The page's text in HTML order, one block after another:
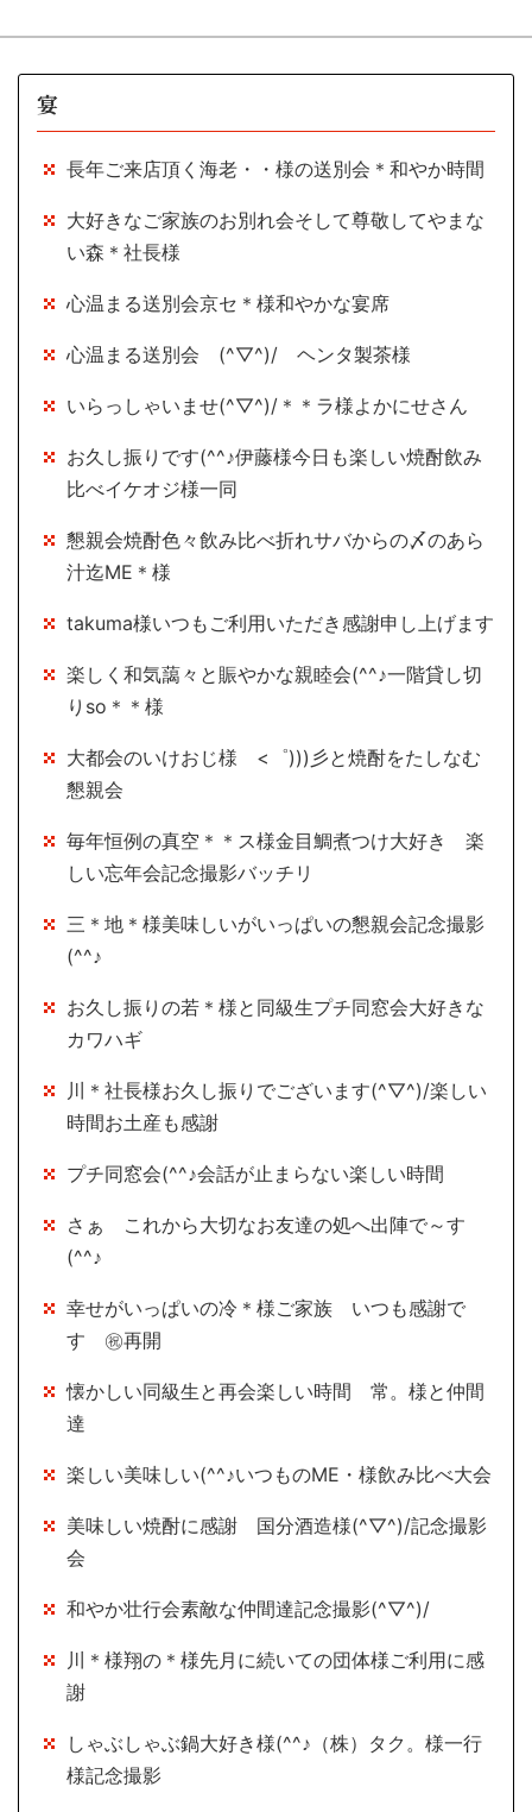
宴
長年ご来店頂く海老・・様の送別会＊和やか時間
大好きなご家族のお別れ会そして尊敬してやまな
い森＊社長様
心温まる送別会京セ＊様和やかな宴席
心温まる送別会 (^▽^)/ ヘンタ製茶様
いらっしゃいませ(^▽^)/＊＊ラ様よかにせさん
お久し振りです(^^♪伊藤様今日も楽しい焼酎飲み
比べイケオジ様一同
懇親会焼酎色々飲み比べ折れサバからの〆のあら
汁迄ME＊様
takuma様いつもご利用いただき感謝申し上げます
楽しく和気藹々と賑やかな親睦会(^^♪一階貸し切
りso＊＊様
大都会のいけおじ様 <゜)))彡と焼酎をたしなむ
懇親会
毎年恒例の真空＊＊ス様金目鯛煮つけ大好き 楽
しい忘年会記念撮影バッチリ
三＊地＊様美味しいがいっぱいの懇親会記念撮影
(^^♪
お久し振りの若＊様と同級生プチ同窓会大好きな
カワハギ
川＊社長様お久し振りでございます(^▽^)/楽しい
時間お土産も感謝
プチ同窓会(^^♪会話が止まらない楽しい時間
さぁ これから大切なお友達の処へ出陣で～す
(^^♪
幸せがいっぱいの冷＊様ご家族 いつも感謝で
す ㊗再開
懐かしい同級生と再会楽しい時間 常。様と仲間
達
楽しい美味しい(^^♪いつものME・様飲み比べ大会
美味しい焼酎に感謝 国分酒造様(^▽^)/記念撮影
会
和やか壮行会素敵な仲間達記念撮影(^▽^)/
川＊様翔の＊様先月に続いての団体様ご利用に感
謝
しゃぶしゃぶ鍋大好き様(^^♪（株）タク。様一行
様記念撮影